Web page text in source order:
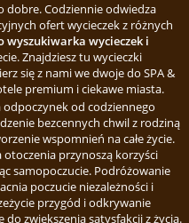
dobre. Codziennie odwiedza
ofert wycieczek z różnych
wyszukiwarka wycieczek i
Znajdziesz tu wycieczki
się z nami we dwoje do SPA &
premium i ciekawe miasta.
od codziennego
bezcennych chwil z rodziną
wspomnień na całe życie.
przynoszą korzyści
samopoczucie. Podróżowanie
poczucie niezależności i
przygód i odkrywanie
zwiększenia satysfakcji z życia.